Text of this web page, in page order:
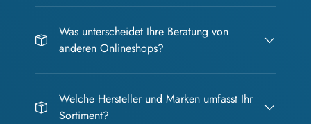
Was unterscheidet Ihre Beratung von
anderen Onlineshops?
Welche Hersteller und Marken umfasst Ihr
Sortiment?